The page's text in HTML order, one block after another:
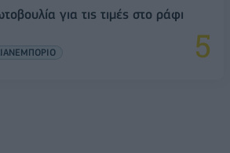
για τις τιμές στο ράφι